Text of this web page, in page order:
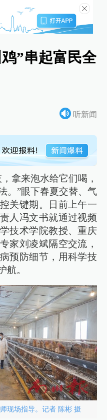
”串起富民全
听新闻
拿来泡水给它们喝，
。”眼下春夏交替、气
关键期。日前上午一
人冯文书就通过视频
技术学院教授、重庆
家刘凌斌隔空交流，
预防细节，用科学技
航。
现场指导。记者 陈彬 摄